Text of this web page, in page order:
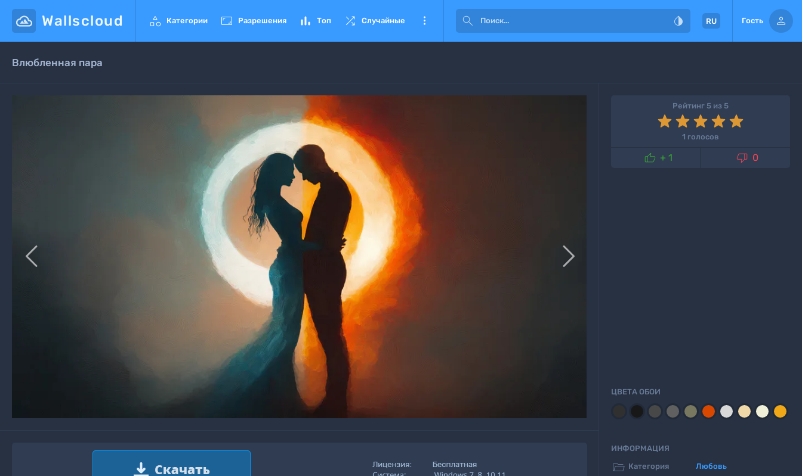
Wallscloud  Категории  Разрешения  Топ  Случайные    RU Гость 
Влюбленная пара
 
Рейтинг 5 из 5
1 голосов
 + 1  0
ЦВЕТА ОБОИ
ИНФОРМАЦИЯ
 Категория Любовь